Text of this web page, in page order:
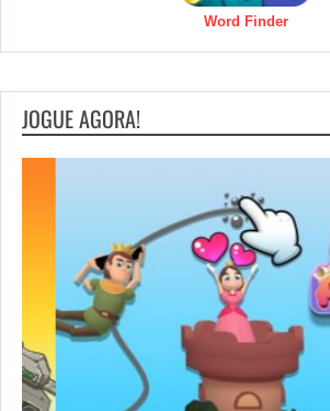
Word Finder
JOGUE AGORA!